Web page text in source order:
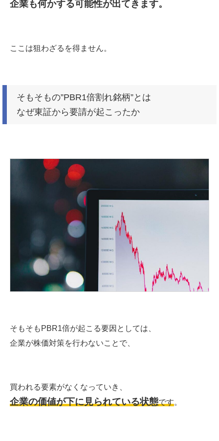
企業も何かする可能性が出てきます。
ここは狙わざるを得ません。
そもそもの”PBR1倍割れ銘柄”とは
なぜ東証から要請が起こったか
そもそもPBR1倍が起こる要因としては、
企業が株価対策を行わないことで、
買われる要素がなくなっていき、
企業の価値が下に見られている状態です。